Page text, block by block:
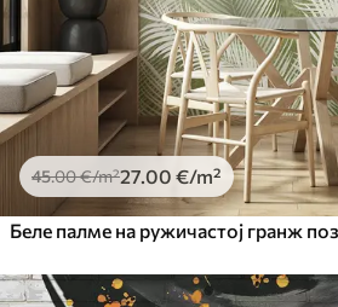
45.00€/m²27 .00 €/m²